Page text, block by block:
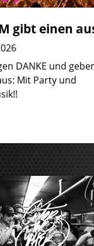
gibt einen
DANKE und
Mit Party und